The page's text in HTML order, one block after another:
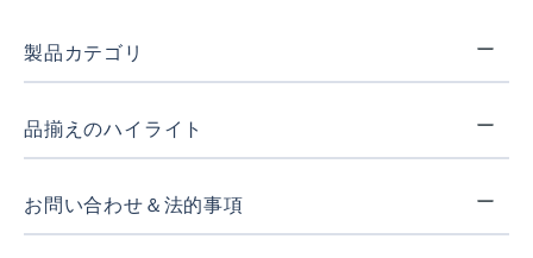
製品カテゴリ
品揃えのハイライト
お問い合わせ＆法的事項